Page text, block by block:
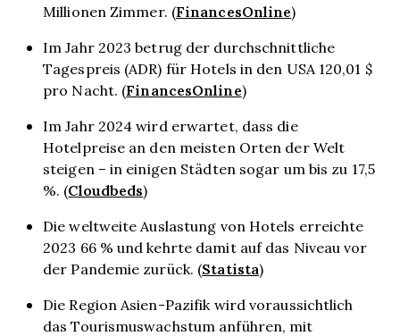
Millionen Zimmer. (FinancesOnline)
Im Jahr 2023 betrug der durchschnittliche
Tagespreis (ADR) für Hotels in den USA 120,01 $
pro Nacht. (FinancesOnline)
Im Jahr 2024 wird erwartet, dass die
Hotelpreise an den meisten Orten der Welt
steigen – in einigen Städten sogar um bis zu 17,5
%. (Cloudbeds)
Die weltweite Auslastung von Hotels erreichte
2023 66 % und kehrte damit auf das Niveau vor
der Pandemie zurück. (Statista)
Die Region Asien-Pazifik wird voraussichtlich
das Tourismuswachstum anführen, mit